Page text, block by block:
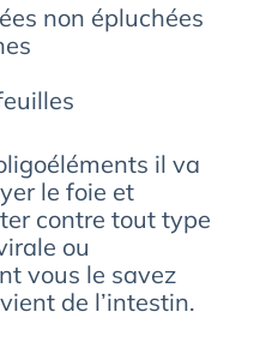
non épluchées
il va
le foie et
contre tout type
ou
vous le savez
de l’intestin.